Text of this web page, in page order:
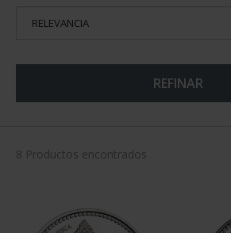
REFINAR
8 Productos encontrados